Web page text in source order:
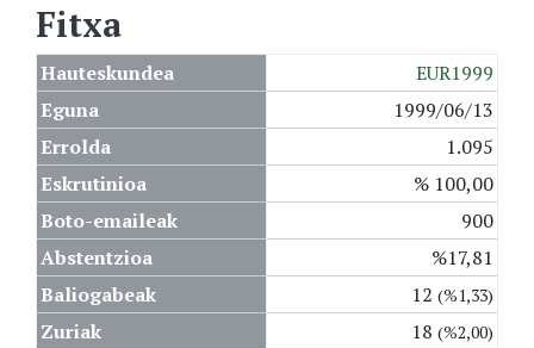
Fitxa
Hauteskundea
EUR1999
Eguna
1999/06/13
Errolda
1.095
Eskrutinioa
% 100,00
Boto-emaileak
900
Abstentzioa
%17,81
Baliogabeak
12 (%1,33)
Zuriak 18 (%2,00)